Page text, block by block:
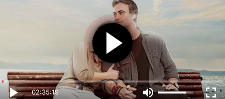
02:35:19